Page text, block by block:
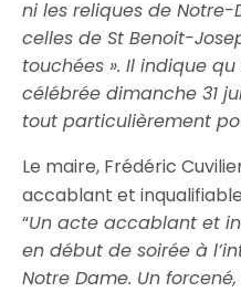
ni les reliques de
celles de St Benoit-
touchées ». Il indique
célébrée dimanche 31
tout particulièrement
Le maire, Frédéric
accablant et
“Un acte accablant et
en début de soirée à
Notre Dame. Un